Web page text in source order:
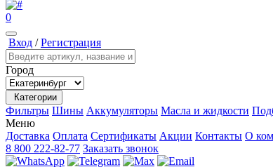
0
Вход /Регистрация
Город
Категории
Фильтры Шины Аккумуляторы Масла и жидкости
Меню
Доставка Оплата Сертификаты Акции Контакты О
8 800 222-82-77 Заказать звонок